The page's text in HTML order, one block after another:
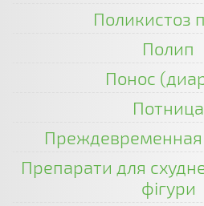
Поликистоз
Полип
Понос
Потница
Преждевременная
Препарати для
фігури